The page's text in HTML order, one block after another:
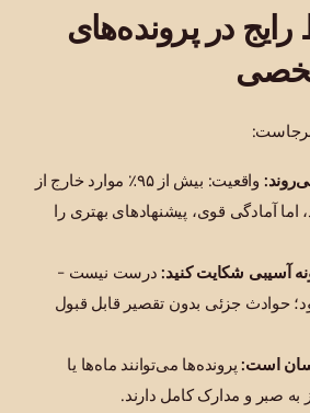
در پرونده‌های
واقعیت: بیش از ۹۵٪ موارد خارج از
اما آمادگی قوی، پیشنهادهای بهتری را
آسیبی شکایت کنید:درست نیست -
حوادث جزئی بدون تقصیر قابل قبول
است:پرونده‌ها می‌توانند ماه‌ها یا
صبر و مدارک کامل دارند.